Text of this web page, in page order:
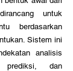
untuk
berdasarkan
Sistem ini
analisis
dan